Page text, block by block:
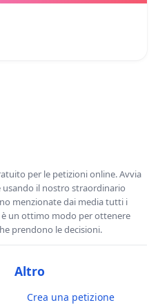
per le petizioni online. Avvia
il nostro straordinario
menzionate dai media tutti i
un ottimo modo per ottenere
prendono le decisioni.
Altro
Crea una petizione